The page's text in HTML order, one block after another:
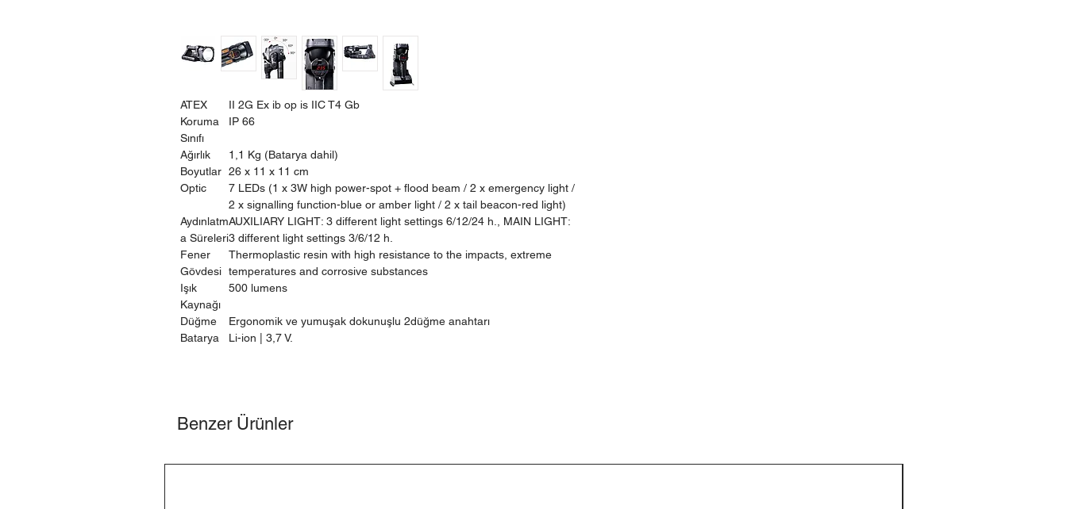
ATEX
II 2G Ex ib op is IIC T4 Gb
Koruma
Sınıfı
IP 66
Ağırlık
1,1 Kg (Batarya dahil)
Boyutlar 26 x 11 x 11 cm
Optic
7 LEDs (1 x 3W high power-spot + flood beam / 2 x emergency light /
2 x signalling function-blue or amber light / 2 x tail beacon-red light)
Aydınlatm
a Süreleri
AUXILIARY LIGHT: 3 different light settings 6/12/24 h., MAIN LIGHT:
3 different light settings 3/6/12 h.
Fener
Gövdesi
Thermoplastic resin with high resistance to the impacts, extreme
temperatures and corrosive substances
Işık
Kaynağı
500 lumens
Düğme
Ergonomik ve yumuşak dokunuşlu 2düğme anahtarı
Batarya
Li-ion | 3,7 V.
Benzer Ürünler